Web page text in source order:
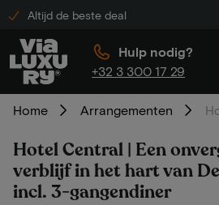
Altijd de beste deal
Hulp nodig?
+32 3 300 17 29
Home Arrangementen
Hotel Central | Een
verblijf in het hart van
incl. 3-gangendiner